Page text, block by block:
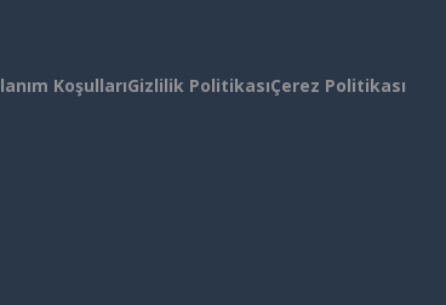
KoşullarıGizlilik PolitikasıÇerez Politikası